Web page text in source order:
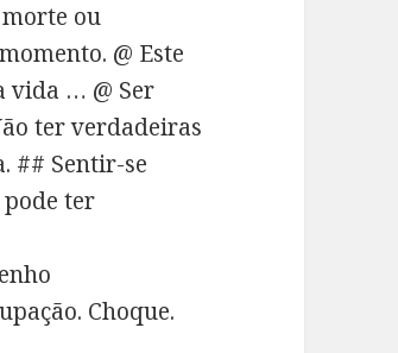
ou
@ Este
vida … @ Ser
ter verdadeiras
## Sentir-se
ter
Choque.